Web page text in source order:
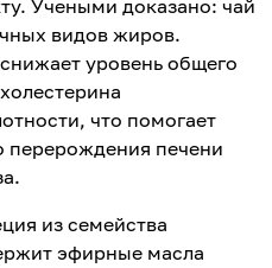
Учеными доказано: чай
видов жиров.
уровень общего
что помогает
перерождения печени
из семейства
эфирные масла